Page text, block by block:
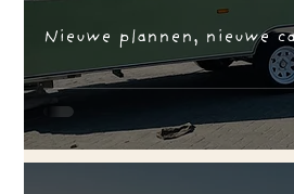
Nieuwe plannen, nieuwe